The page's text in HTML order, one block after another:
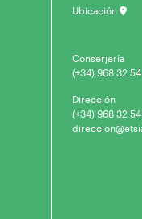
Ubicación
Conserjería
(+34) 968 32
Dirección
(+34) 968 32 54